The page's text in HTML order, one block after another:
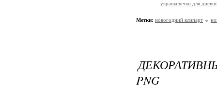
украшалочки для
Метки: новогодний клипарт
PNG